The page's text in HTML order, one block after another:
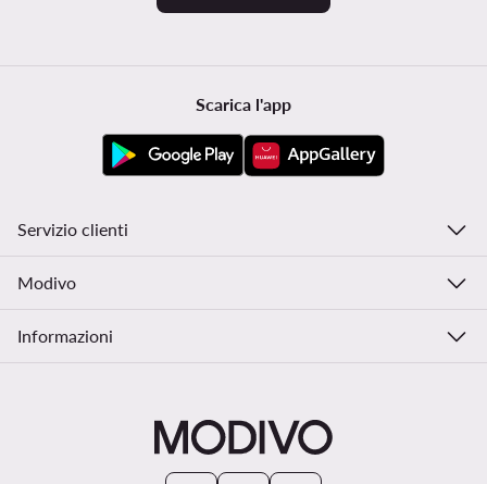
Scarica l'app
Servizio clienti
Modivo
Informazioni